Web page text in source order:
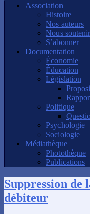
Association
Histoire
Nos auteurs
Nous soutenir
S’abonner
Documentation
Économie
Éducation
Législation
Politique
Psychologie
Sociologie
Médiathèque
Photothèque
Publications
Suppression de
débiteur